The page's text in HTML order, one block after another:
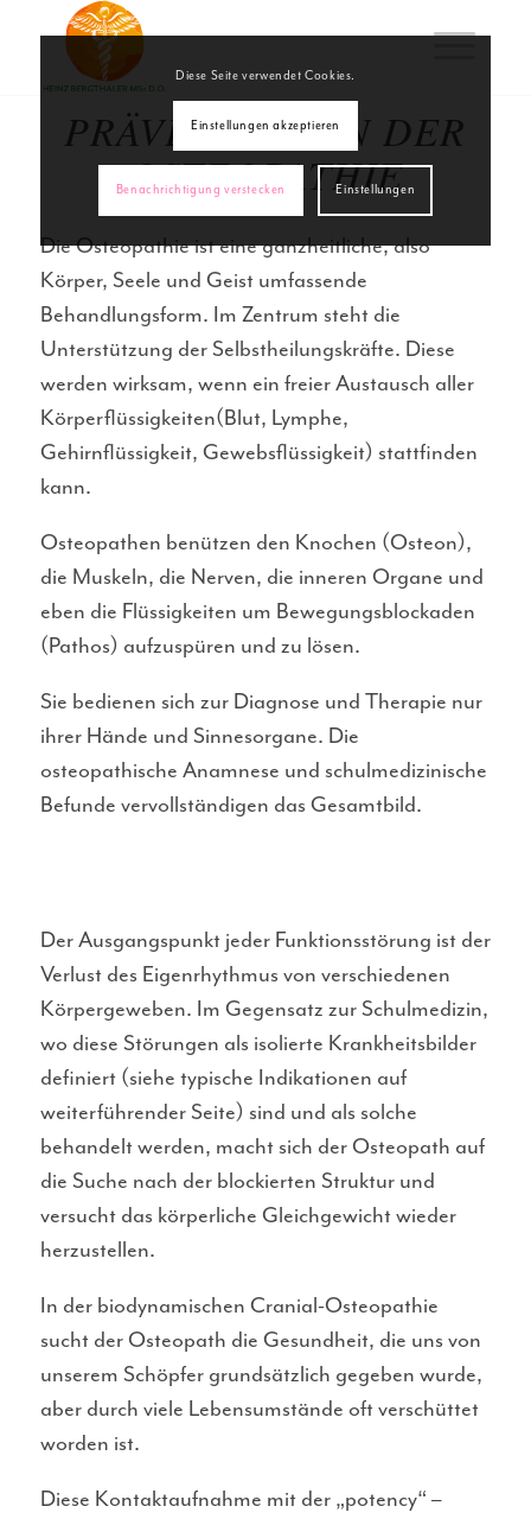
PRÄVENTION IN DER
OSTEOPATHIE
Die Osteopathie ist eine ganzheitliche, also
Körper, Seele und Geist umfassende
Behandlungsform. Im Zentrum steht die
Unterstützung der Selbstheilungskräfte. Diese
werden wirksam, wenn ein freier Austausch aller
Körperflüssigkeiten(Blut, Lymphe,
Gehirnflüssigkeit, Gewebsflüssigkeit) stattfinden
kann.
Osteopathen benützen den Knochen (Osteon),
die Muskeln, die Nerven, die inneren Organe und
eben die Flüssigkeiten um Bewegungsblockaden
(Pathos) aufzuspüren und zu lösen.
Sie bedienen sich zur Diagnose und Therapie nur
ihrer Hände und Sinnesorgane. Die
osteopathische Anamnese und schulmedizinische
Befunde vervollständigen das Gesamtbild.
Der Ausgangspunkt jeder Funktionsstörung ist der
Verlust des Eigenrhythmus von verschiedenen
Körpergeweben. Im Gegensatz zur Schulmedizin,
wo diese Störungen als isolierte Krankheitsbilder
definiert (siehe typische Indikationen auf
weiterführender Seite) sind und als solche
behandelt werden, macht sich der Osteopath auf
die Suche nach der blockierten Struktur und
versucht das körperliche Gleichgewicht wieder
herzustellen.
In der biodynamischen Cranial-Osteopathie
sucht der Osteopath die Gesundheit, die uns von
unserem Schöpfer grundsätzlich gegeben wurde,
aber durch viele Lebensumstände oft verschüttet
worden ist.
Diese Kontaktaufnahme mit der „potency“ –
Diese Seite verwendet Cookies.
Einstellungen akzeptieren
Benachrichtigung verstecken Einstellungen